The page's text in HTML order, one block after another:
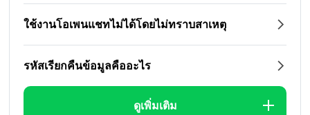
ใช้งานโอเพนแชทไม่ได้โดยไม่ทราบสาเหตุ
รหัสเรียกคืนข้อมูลคืออะไร
ดูเพิ่มเติม